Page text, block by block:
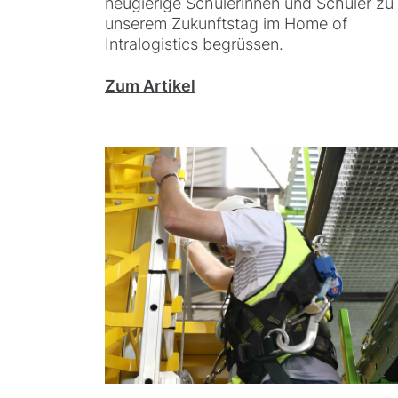
unserem Zukunftstag im Home of
Intralogistics begrüssen.
Zum Artikel